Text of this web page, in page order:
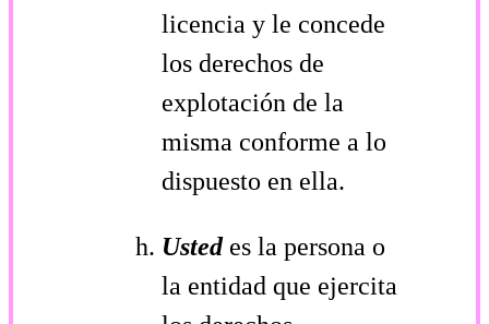
licencia y le concede
los derechos de
explotación de la
misma conforme a lo
dispuesto en ella.
Usted es la persona o
la entidad que ejercita